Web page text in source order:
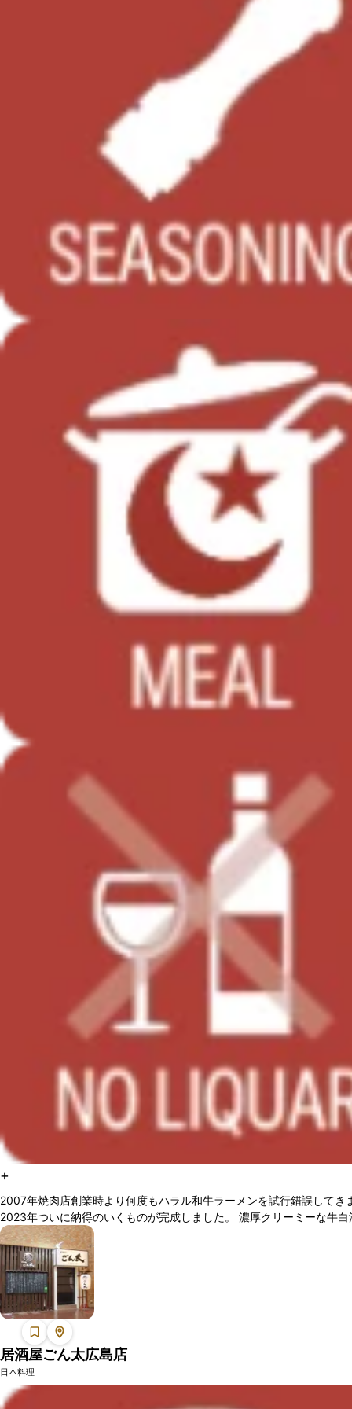
+
2007年焼肉店創業時より何度もハラル和牛ラーメンを試行錯誤してき
2023年ついに納得のいくものが完成しました。 濃厚クリーミーな牛
リジナルの辛味噌を加えたスパイシースープの2種類があります。 厳
使った自家製のモチモチ中太ちぢれ麺。 そこにトッピングのA5ハラル
居酒屋ごん太広島店
日本料理